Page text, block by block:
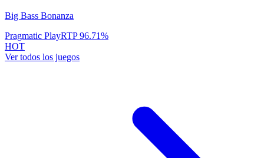
Big Bass Bonanza
Pragmatic PlayRTP96.71%
HOT
Ver todos los juegos